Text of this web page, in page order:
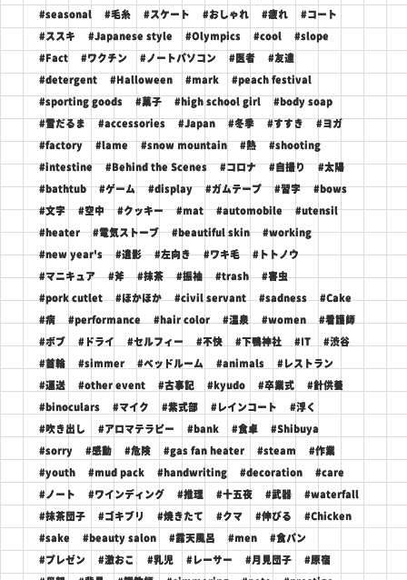
#seasonal #毛糸 #スケート #おしゃれ #疲れ #コート
#ススキ #Japanese style #Olympics #cool #slope
#Fact #ワクチン #ノートパソコン #医者 #友達
#detergent #Halloween #mark #peach festival
#sporting goods #菓子 #high school girl #body soap
#雪だるま #accessories #Japan #冬季 #すすき #ヨガ
#factory #lame #snow mountain #熱 #shooting
#intestine #Behind the Scenes #コロナ #自撮り #太陽
#bathtub #ゲーム #display #ガムテープ #習字 #bows
#文字 #空中 #クッキー #mat #automobile #utensil
#heater #電気ストーブ #beautiful skin #working
#new year's #遺影 #左向き #ワキ毛 #トトノウ
#マニキュア #斧 #抹茶 #振袖 #trash #害虫
#pork cutlet #ほかほか #civil servant #sadness #Cake
#病 #performance #hair color #温泉 #women #看護師
#ボブ #ドライ #セルフィー #不快 #下鴨神社 #IT #渋谷
#首輪 #simmer #ベッドルーム #animals #レストラン
#運送 #other event #古事記 #kyudo #卒業式 #針供養
#binoculars #マイク #紫式部 #レインコート #浮く
#吹き出し #アロマテラピー #bank #食卓 #Shibuya
#sorry #感動 #危険 #gas fan heater #steam #作業
#youth #mud pack #handwriting #decoration #care
#ノート #ワインディング #推理 #十五夜 #武器 #waterfall
#抹茶団子 #ゴキブリ #焼きたて #クマ #伸びる #Chicken
#sake #beauty salon #露天風呂 #men #食パン
#プレゼン #激おこ #乳児 #レーサー #月見団子 #原宿